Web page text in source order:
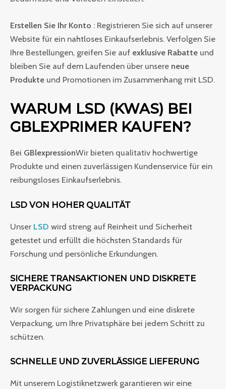
Erstellen Sie Ihr Konto : Registrieren Sie sich auf unserer
Website für ein nahtloses Einkaufserlebnis. Verfolgen Sie
Ihre Bestellungen, greifen Sie auf exklusive Rabatte und
bleiben Sie auf dem Laufenden über unsere neue
Produkte und Promotionen im Zusammenhang mit LSD.
WARUM LSD (KWAS) BEI
GBLEXPRIMER KAUFEN?
Bei GBlexpressionWir bieten qualitativ hochwertige
Produkte und einen zuverlässigen Kundenservice für ein
reibungsloses Einkaufserlebnis.
LSD VON HOHER QUALITÄT
Unser LSD wird streng auf Reinheit und Sicherheit
getestet und erfüllt die höchsten Standards für
Forschung und persönliche Erkundungen.
SICHERE TRANSAKTIONEN UND DISKRETE
VERPACKUNG
Wir sorgen für sichere Zahlungen und eine diskrete
Verpackung, um Ihre Privatsphäre bei jedem Schritt zu
schützen.
SCHNELLE UND ZUVERLÄSSIGE LIEFERUNG
Mit unserem Logistiknetzwerk garantieren wir eine